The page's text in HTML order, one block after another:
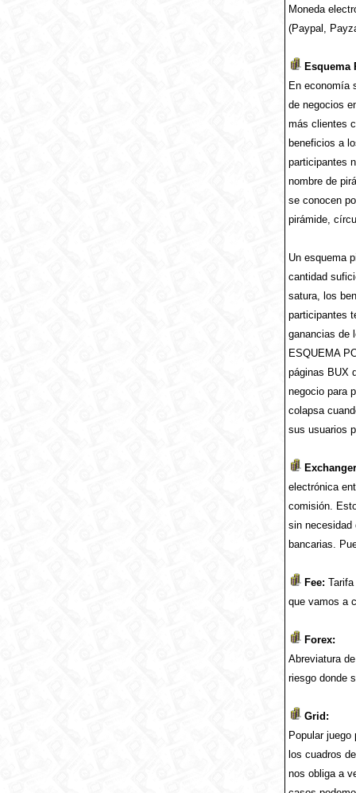
Moneda
(Paypal,
Esquema
En economía
de negocios
más clientes
beneficios a
participantes
nombre de
se conocen
pirámide,
Un esquema
cantidad
satura, los
participantes
ganancias de
ESQUEMA
páginas BUX
negocio para
colapsa
sus usuarios
electrónica
comisión.
sin necesidad
bancarias.
Fee:
que vamos a
Forex:
Abreviatura
riesgo donde
Grid:
Popular
los cuadros
nos obliga a